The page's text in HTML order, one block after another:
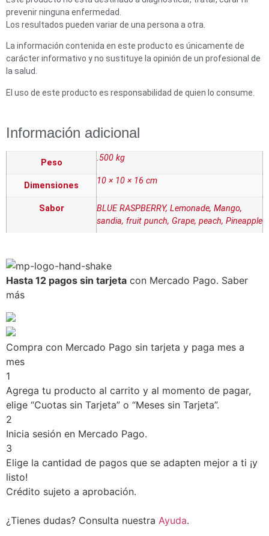
prevenir ninguna enfermedad.
Los resultados pueden variar de una persona a otra.
La información contenida en este producto es únicamente de
carácter informativo y no sustituye la opinión de un profesional de
la salud.
El uso de este producto es responsabilidad de quien lo consume.
Información adicional
Peso .500 kg
Dimensiones 10 × 10 × 16 cm
Sabor
BLUE RASPBERRY, Lemonade, Mango,
sandia, fruit punch, Grape, peach, Pineapple
Hasta 12 pagos sin tarjeta con Mercado Pago. Saber
más
Compra con Mercado Pago sin tarjeta y paga mes a
mes
1
Agrega tu producto al carrito y al momento de pagar,
elige “Cuotas sin Tarjeta” o “Meses sin Tarjeta”.
2
Inicia sesión en Mercado Pago.
3
Elige la cantidad de pagos que se adapten mejor a ti ¡y
listo!
Crédito sujeto a aprobación.
¿Tienes dudas? Consulta nuestra Ayuda.